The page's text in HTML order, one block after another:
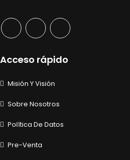
Acceso rápido
Misión Y Visión
Sobre Nosotros
Política De Datos
Pre-Venta